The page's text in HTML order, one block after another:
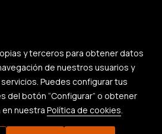
y terceros para obtener datos
de nuestros usuarios y
Puedes configurar tus
del botón “Configurar” o obtener
en nuestra Política de cookies.